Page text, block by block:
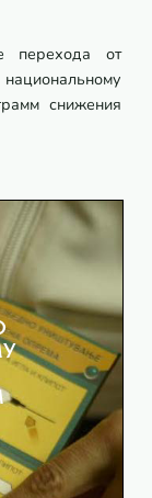
перехода от
снижения